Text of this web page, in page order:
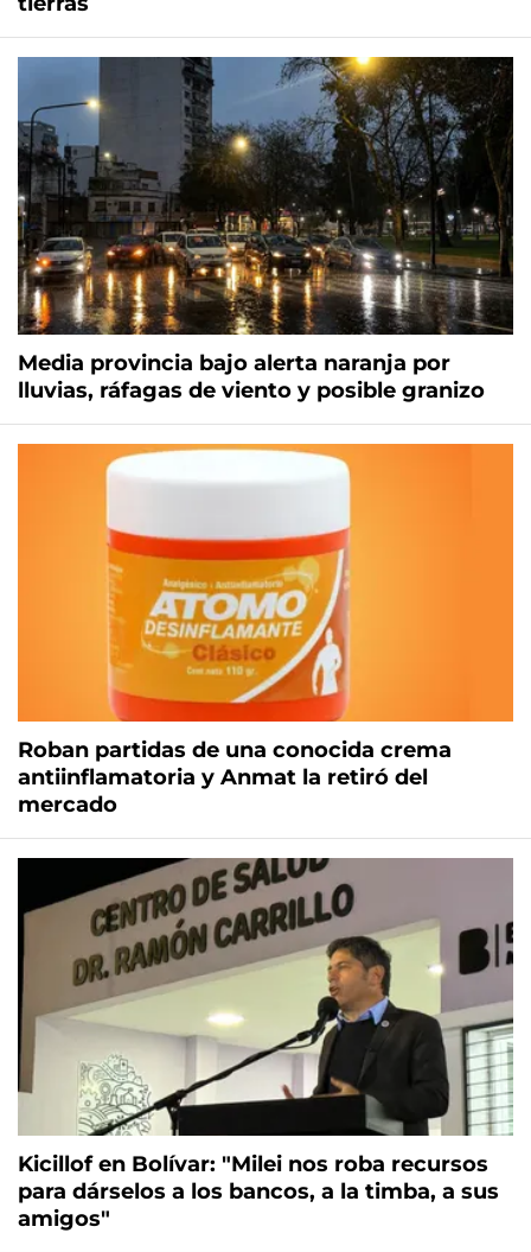
Media provincia bajo alerta naranja por
lluvias, ráfagas de viento y posible granizo
Roban partidas de una conocida crema
antiinflamatoria y Anmat la retiró del
mercado
Kicillof en Bolívar: "Milei nos roba recursos
para dárselos a los bancos, a la timba, a sus
amigos"